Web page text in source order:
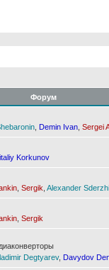
Форум
Demin Ivan Sergei
Korkunov
Sergik Alexander
Sergik
Degtyarev, Davydov